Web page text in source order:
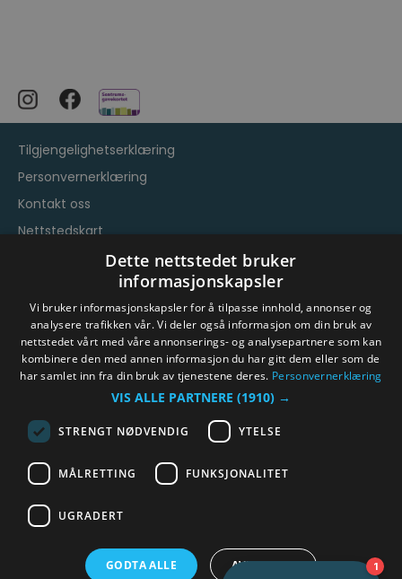
Tilgjengelighetserklæring
Personvernerklæring
Kontakt oss
Nettstedskart
Vilkår og betingelser
© Byen Vår Drammen/Destinasjon Drammen 2026.
Dette nettstedet bruker
informasjonskapsler
Vi bruker informasjonskapsler for å tilpasse innhold, annonser og
analysere trafikken vår. Vi deler også informasjon om din bruk av
nettstedet vårt med våre annonserings- og analysepartnere som kan
kombinere den med annen informasjon du har gitt dem eller som de
har samlet inn fra din bruk av tjenestene deres. Personvernerklæring
VIS ALLE PARTNERE (1910) →
STRENGT NØDVENDIG YTELSE
MÅLRETTING FUNKSJONALITET
UGRADERT
GODTA ALLE AVVIS ALLE